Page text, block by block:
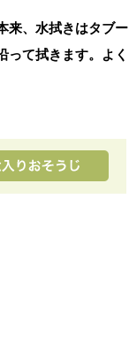
来、水拭きはタブー
って拭きます。よく